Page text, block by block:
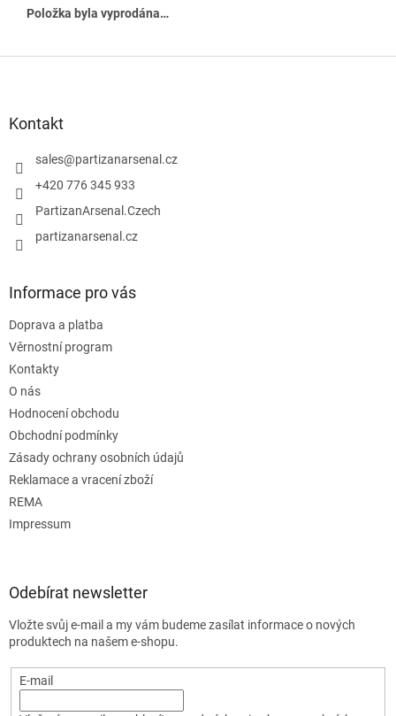
Položka byla vyprodána…
Kontakt
sales@partizanarsenal.cz
+420 776 345 933
PartizanArsenal.Czech
partizanarsenal.cz
Informace pro vás
Doprava a platba
Věrnostní program
Kontakty
O nás
Hodnocení obchodu
Obchodní podmínky
Zásady ochrany osobních údajů
Reklamace a vracení zboží
REMA
Impressum
Odebírat newsletter
Vložte svůj e-mail a my vám budeme zasílat informace o nových
produktech na našem e-shopu.
E-mail